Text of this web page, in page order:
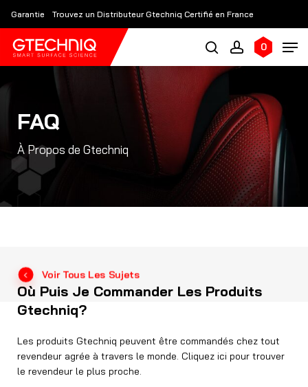
main
content
Garantie Trouvez un Distributeur Gtechniq Certifié en France
0
FAQ
À Propos de Gtechniq
Voir Tous Les Sujets
Où Puis Je Commander Les Produits
Gtechniq?
Les produits Gtechniq peuvent être commandés chez tout
revendeur agrée à travers le monde. Cliquez ici pour trouver
le revendeur le plus proche.